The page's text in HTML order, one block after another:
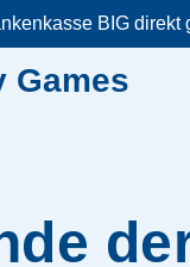
BIG direkt
Games